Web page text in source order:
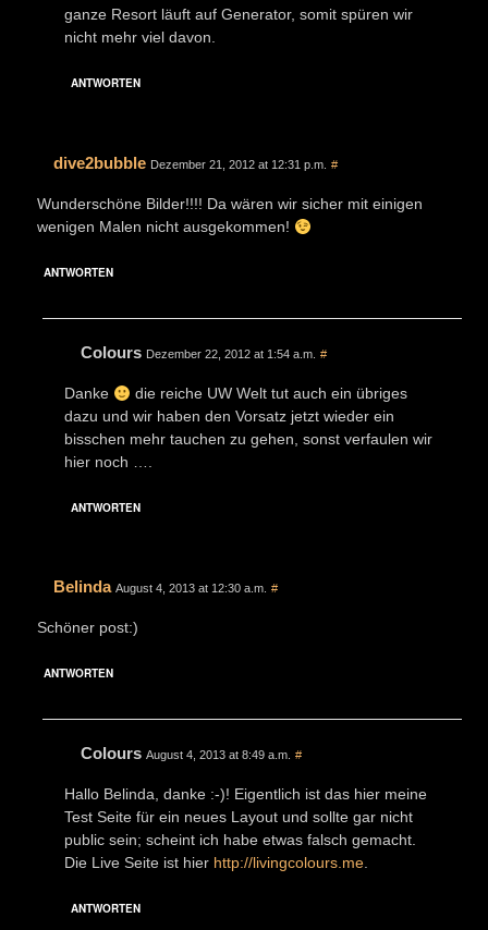
ganze Resort läuft auf Generator, somit spüren wir
nicht mehr viel davon.
ANTWORTEN
dive2bubble Dezember 21, 2012 at 12:31 p.m. #
Wunderschöne Bilder!!!! Da wären wir sicher mit einigen
wenigen Malen nicht ausgekommen!
ANTWORTEN
Colours Dezember 22, 2012 at 1:54 a.m. #
Danke
die reiche UW Welt tut auch ein übriges
dazu und wir haben den Vorsatz jetzt wieder ein
bisschen mehr tauchen zu gehen, sonst verfaulen wir
hier noch ….
ANTWORTEN
Belinda August 4, 2013 at 12:30 a.m. #
Schöner post:)
ANTWORTEN
Colours August 4, 2013 at 8:49 a.m. #
Hallo Belinda, danke :-)! Eigentlich ist das hier meine
Test Seite für ein neues Layout und sollte gar nicht
public sein; scheint ich habe etwas falsch gemacht.
Die Live Seite ist hier http://livingcolours.me.
ANTWORTEN